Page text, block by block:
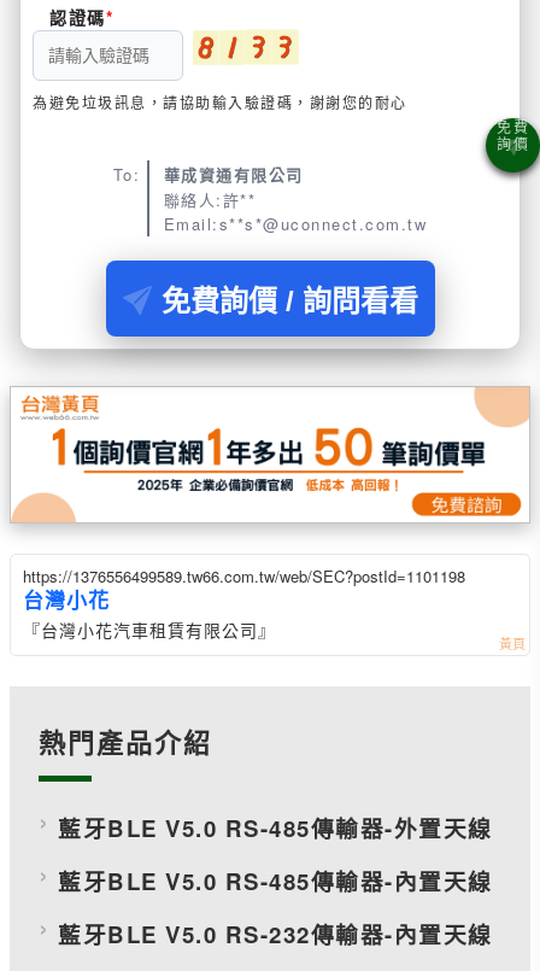
認證碼
為避免垃圾訊息，請協助輸入驗證碼，謝謝您的耐心
To:
華成資通有限公司
聯絡人:許**
Email:s**s*@uconnect.com.tw
免費詢價 / 詢問看看
https://1376556499589.tw66.com.tw/web/SEC?postId=1101198
台灣小花
『台灣小花汽車租賃有限公司』
熱門產品介紹
藍牙BLE V5.0 RS-485傳輸器-外置天線
藍牙BLE V5.0 RS-485傳輸器-內置天線
藍牙BLE V5.0 RS-232傳輸器-內置天線